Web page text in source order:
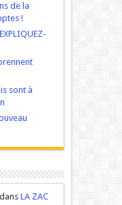
de la
!
sont à
dans LA ZAC